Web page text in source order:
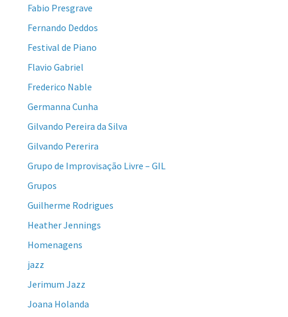
Fabio Presgrave
Fernando Deddos
Festival de Piano
Flavio Gabriel
Frederico Nable
Germanna Cunha
Gilvando Pereira da Silva
Gilvando Pererira
Grupo de Improvisação Livre – GIL
Grupos
Guilherme Rodrigues
Heather Jennings
Homenagens
jazz
Jerimum Jazz
Joana Holanda